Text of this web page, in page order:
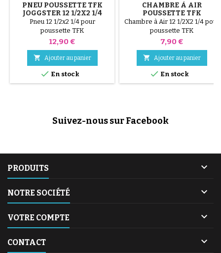
PNEU POUSSETTE TFK
JOGGSTER 12 1/2X2 1/4
Pneu 12 1/2x2 1/4 pour
poussette TFK
Prix
12,90 €
 Ajouter au panier
 En stock
CHAMBRE À AIR
POUSSETTE TFK
JOGGSTER 12 1/2X2 1/4
Chambre à Air 12 1/2X2 1/4 pour
poussette TFK
Prix
7,90 €
 Ajouter au panier
 En stock
Suivez-nous sur Facebook
PRODUITS 
NOTRE SOCIÉTÉ 
VOTRE COMPTE 
CONTACT 